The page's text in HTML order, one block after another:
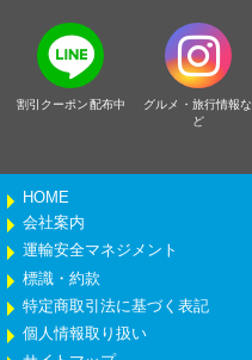
割引クーポン配布中
グルメ・旅行情報な
ど
HOME
会社案内
運輸安全マネジメント
標識・約款
特定商取引法に基づく表記
個人情報取り扱い